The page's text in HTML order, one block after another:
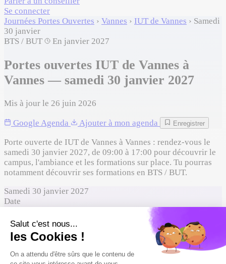
Se connecter
Journées Portes Ouvertes › Vannes › IUT de Vannes › Samedi
30 janvier
BTS / BUT
En janvier 2027
Portes ouvertes IUT de Vannes à
Vannes — samedi 30 janvier 2027
Mis à jour le 26 juin 2026
Google Agenda Ajouter à mon agenda Enregistrer
Porte ouverte de IUT de Vannes à Vannes : rendez-vous le
samedi 30 janvier 2027, de 09:00 à 17:00 pour découvrir le
campus, l'ambiance et les formations sur place. Tu pourras
notamment découvrir ses formations en BTS / BUT.
Samedi 30 janvier 2027
Date
Horaires
Présentiel
Format